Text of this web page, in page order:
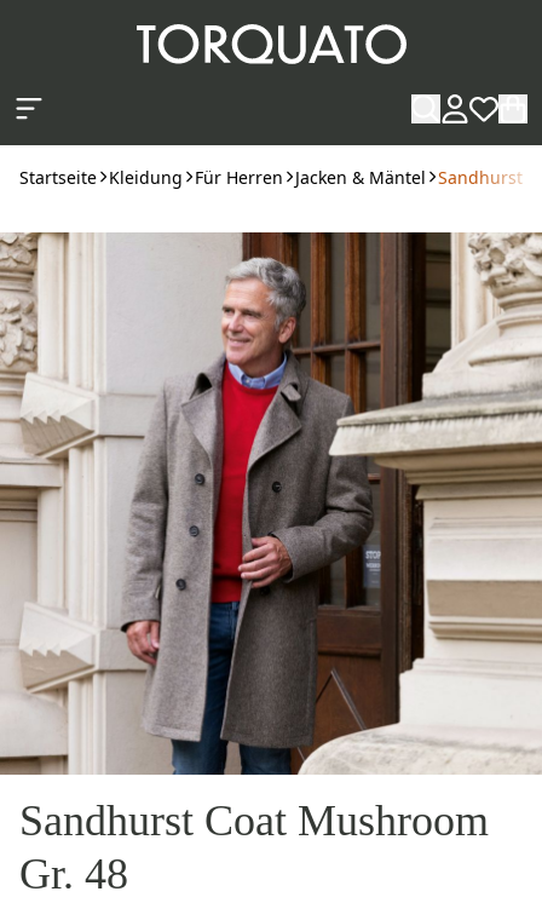
Startseite Kleidung Für Herren Jacken & Mäntel Sandhurst
Sandhurst Coat Mushroom
Gr. 48